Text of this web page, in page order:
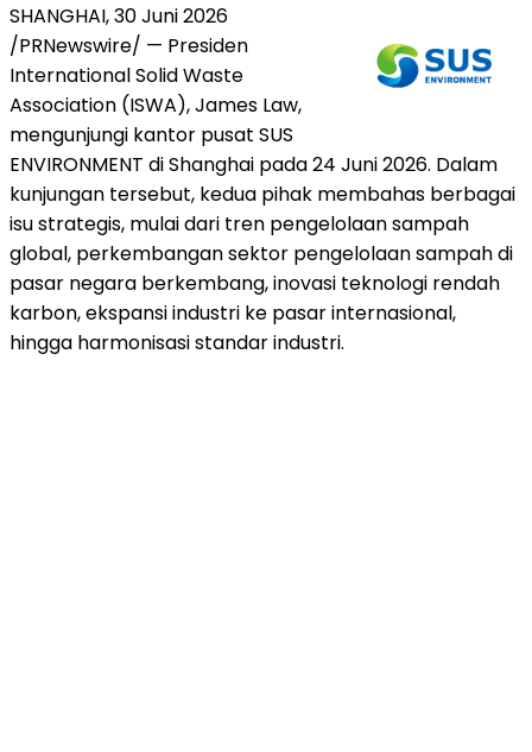
SHANGHAI, 30 Juni 2026
/PRNewswire/ — Presiden
International Solid Waste
Association (ISWA), James Law,
mengunjungi kantor pusat SUS
ENVIRONMENT di Shanghai pada 24 Juni 2026. Dalam
kunjungan tersebut, kedua pihak membahas berbagai
isu strategis, mulai dari tren pengelolaan sampah
global, perkembangan sektor pengelolaan sampah di
pasar negara berkembang, inovasi teknologi rendah
karbon, ekspansi industri ke pasar internasional,
hingga harmonisasi standar industri.